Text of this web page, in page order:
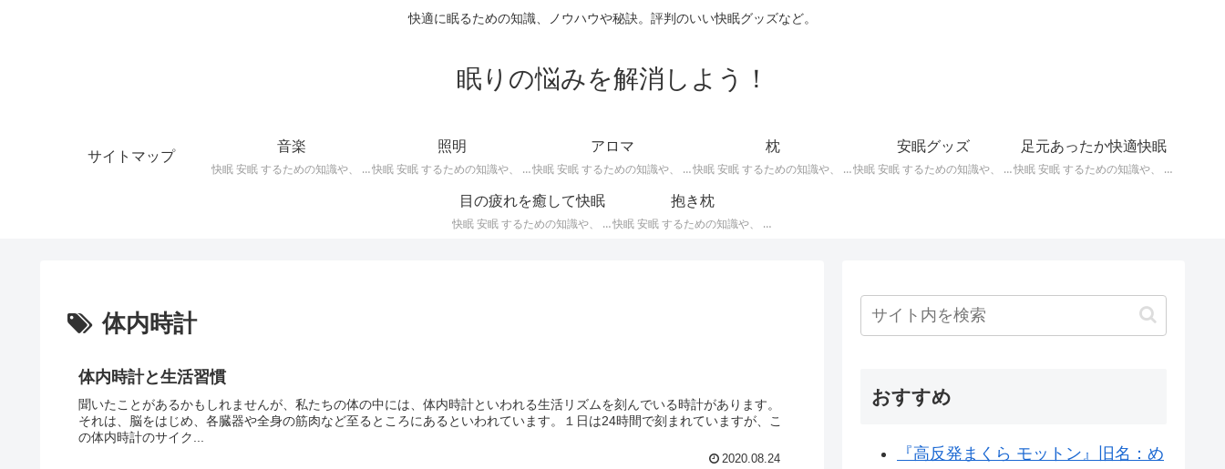
快適に眠るための知識、ノウハウや秘訣。評判のいい快眠グッズなど。
眠りの悩みを解消しよう！
サイトマップ
音楽
快眠 安眠 するための知識や、 枕 、 照明 、 アロマ など、おすすめの グッズ を紹介。 快眠 安眠 のための 音楽 CD の紹介です。 ヒーリングCD リラクゼーションCD インストゥルメンタルCD オルゴールCD ヘミシンクCD α波音楽 など。
照明
快眠 安眠 するための知識や、 枕 、 照明 、 アロマ など、おすすめの グッズ などを紹介。 快眠 安眠 のための 照明 フロアライト テーブルライト デスクライト スタンドライト など。
アロマ
快眠 安眠 するための知識や、 枕 、 照明 、 アロマ など、おすすめの グッズ などを紹介。 エッセンシャルオイル をはじめ、 アロマオイル を利用した アロマランプ 、 アロマディフューザー 、 アロマスプレー などの紹介です。
枕
快眠 安眠 するための知識や、 枕 、 照明 、 アロマ など、おすすめの グッズ などを紹介。 ぐっすり眠るために重要な枕選びのポイントや商品の紹介、 テンピュール 、 マニフレックス など。
安眠グッズ
快眠 安眠 するための知識や、 枕 、 照明 、 アロマ など、おすすめの グッズ などを紹介。 いろいろな 快眠 安眠 グッズ の紹介、足枕、うたた寝枕、目覚まし時計、入浴剤 など。
足元あったか快適快眠
快眠 安眠 するための知識や、 枕 、 照明 、 アロマ など、おすすめの グッズ などを紹介。 足元あったかで快適に眠るための 湯たんぽ あったか靴下 レッグウォーマー などの紹介です。
目の疲れを癒して快眠
快眠 安眠 するための知識や、 枕 、 照明 、 アロマ など、おすすめの グッズ などを紹介。 目の疲れを癒やす、 快眠、安眠 のための アイマスク アイピロー について。
抱き枕
快眠 安眠 するための知識や、 枕 、 照明 、 アロマ など、おすすめの グッズ などを紹介。 安心感を得る、リラックスして眠れるための 抱き枕 の紹介です。 妊婦さんや赤ちゃん、腰痛がある人におすすめ。
体内時計
体内時計と生活習慣
聞いたことがあるかもしれませんが、私たちの体の中には、体内時計といわれる生活リズムを刻んでいる時計があります。
それは、脳をはじめ、各臓器や全身の筋肉など至るところにあるといわれています。１日は24時間で刻まれていますが、こ
の体内時計のサイク...
2020.08.24
おすすめ
『高反発まくら モットン』旧名：め